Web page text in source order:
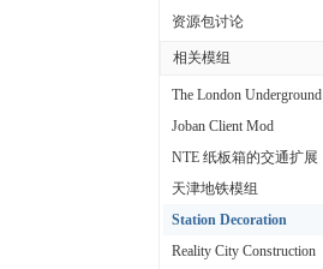
资源包讨论
相关模组
The London Underground
Joban Client Mod
NTE 纸板箱的交通扩展
天津地铁模组
Station Decoration
Reality City Construction